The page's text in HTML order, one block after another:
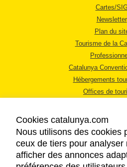
Cartes/
Newsletter
Plan du
Tourisme de la
Catalunya
Hébergements
Offices de
MENTIONS
Cookies catalunya.com
Nous utilisons des cookies
ceux de tiers pour analyser
afficher des annonces